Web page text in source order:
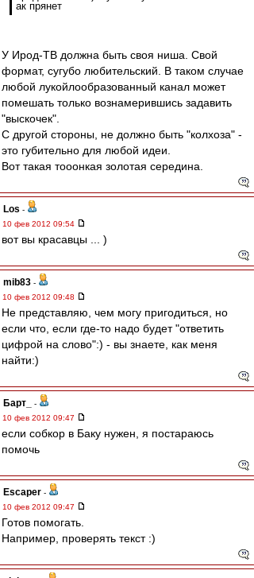
ак прянет
У Ирод-ТВ должна быть своя ниша. Свой
формат, сугубо любительский. В таком случае
любой лукойлообразованный канал может
помешать только вознамерившись задавить
"выскочек".
С другой стороны, не должно быть "колхоза" -
это губительно для любой идеи.
Вот такая тооонкая золотая середина.
Los -
10 фев 2012 09:54
вот вы красавцы ... )
mib83 -
10 фев 2012 09:48
Не представляю, чем могу пригодиться, но
если что, если где-то надо будет "ответить
цифрой на слово":) - вы знаете, как меня
найти:)
Барт_
-
10 фев 2012 09:47
если собкор в Баку нужен, я постараюсь
помочь
Escaper -
10 фев 2012 09:47
Готов помогать.
Например, проверять текст :)